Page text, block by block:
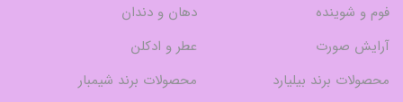
فوم و شوینده
دهان و دندان
آرایش صورت
عطر و ادکلن
محصولات برند بیلیارد
محصولات برند شیمبار